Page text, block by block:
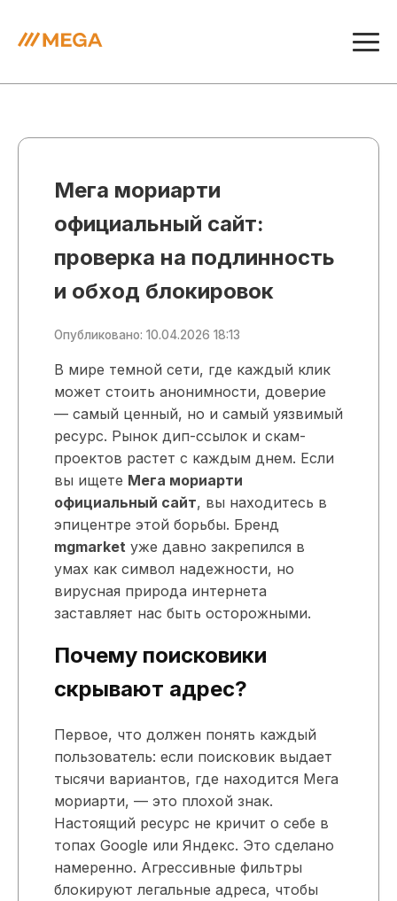
Мега мориарти
официальный сайт:
проверка на подлинность
и обход блокировок
Опубликовано: 10.04.2026 18:13
В мире темной сети, где каждый клик
может стоить анонимности, доверие
— самый ценный, но и самый уязвимый
ресурс. Рынок дип-ссылок и скам-
проектов растет с каждым днем. Если
вы ищете Мега мориарти
официальный сайт, вы находитесь в
эпицентре этой борьбы. Бренд
mgmarket уже давно закрепился в
умах как символ надежности, но
вирусная природа интернета
заставляет нас быть осторожными.
Почему поисковики
скрывают адрес?
Первое, что должен понять каждый
пользователь: если поисковик выдает
тысячи вариантов, где находится Мега
мориарти, — это плохой знак.
Настоящий ресурс не кричит о себе в
топах Google или Яндекс. Это сделано
намеренно. Агрессивные фильтры
блокируют легальные адреса, чтобы